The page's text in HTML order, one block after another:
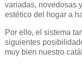
variadas, novedosas
estético del hogar a
Por ello, el sistema
siguientes
muy bien nuestro